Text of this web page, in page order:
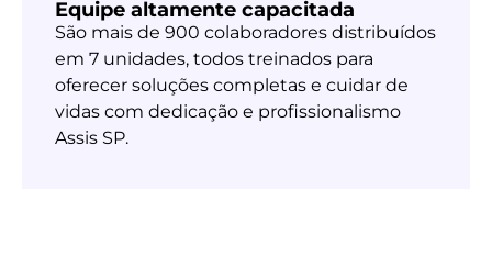
Equipe altamente capacitada
São mais de 900 colaboradores distribuídos
em 7 unidades, todos treinados para
oferecer soluções completas e cuidar de
vidas com dedicação e profissionalismo
Assis SP.